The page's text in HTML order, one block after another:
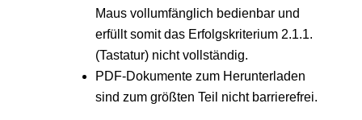
Maus vollumfänglich bedienbar und
erfüllt somit das Erfolgskriterium 2.1.1.
(Tastatur) nicht vollständig.
PDF-Dokumente zum Herunterladen
sind zum größten Teil nicht barrierefrei.